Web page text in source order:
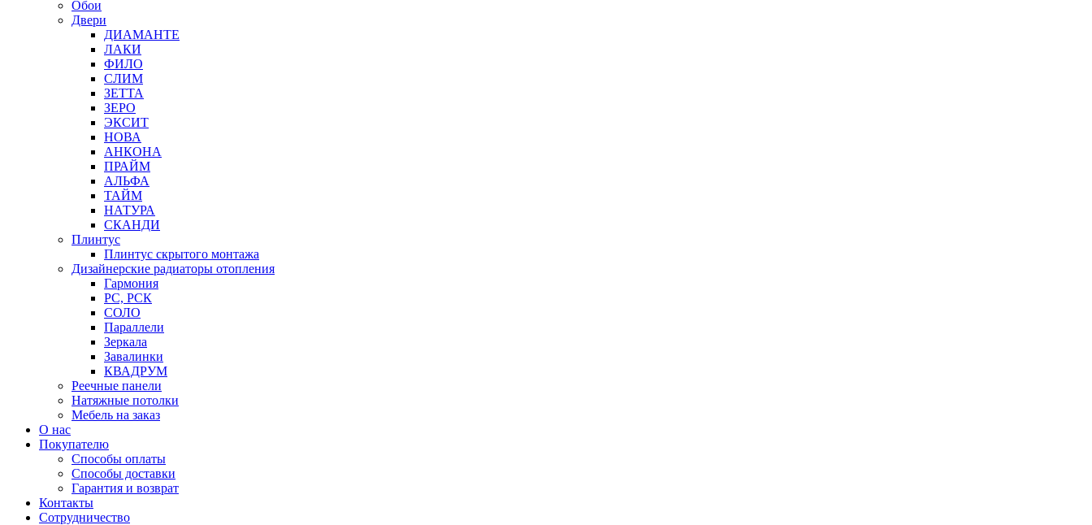
Обои
Двери
ДИАМАНТЕ
ЛАКИ
ФИЛО
СЛИМ
ЗЕТТА
ЗЕРО
ЭКСИТ
НОВА
АНКОНА
ПРАЙМ
АЛЬФА
ТАЙМ
НАТУРА
СКАНДИ
Плинтус
Плинтус скрытого монтажа
Дизайнерские радиаторы отопления
Гармония
РС, РСК
СОЛО
Параллели
Зеркала
Завалинки
КВАДРУМ
Реечные панели
Натяжные потолки
Мебель на заказ
О нас
Покупателю
Способы оплаты
Способы доставки
Гарантия и возврат
Контакты
Сотрудничество